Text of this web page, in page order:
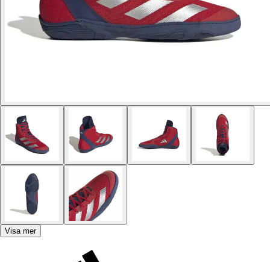
Visa mer